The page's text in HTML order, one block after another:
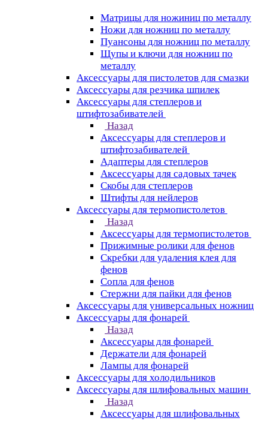
Матрицы для ножиниц по металлу
Ножи для ножниц по металлу
Пуансоны для ножниц по металлу
Щупы и ключи для ножниц по
металлу
Аксессуары для пистолетов для смазки
Аксессуары для резчика шпилек
Аксессуары для степлеров и
штифтозабивателей
Назад
Аксессуары для степлеров и
штифтозабивателей
Адаптеры для степлеров
Аксессуары для садовых тачек
Скобы для степлеров
Штифты для нейлеров
Аксессуары для термопистолетов
Назад
Аксессуары для термопистолетов
Прижимные ролики для фенов
Скребки для удаления клея для
фенов
Сопла для фенов
Стержни для пайки для фенов
Аксессуары для универсальных ножниц
Аксессуары для фонарей
Назад
Аксессуары для фонарей
Держатели для фонарей
Лампы для фонарей
Аксессуары для холодильников
Аксессуары для шлифовальных машин
Назад
Аксессуары для шлифовальных